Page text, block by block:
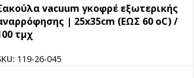
vacuum γκοφρέ εξωτερικής
| 25x35cm (ΕΩΣ 60 oC) /
τμχ
119-26-045